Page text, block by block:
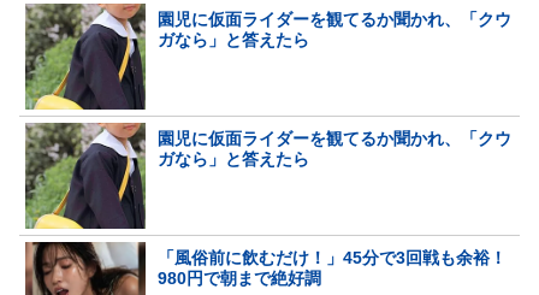
園児に仮面ライダーを観てるか聞かれ、「クウ
ガなら」と答えたら
園児に仮面ライダーを観てるか聞かれ、「クウ
ガなら」と答えたら
「風俗前に飲むだけ！」45分で3回戦も余裕！
980円で朝まで絶好調